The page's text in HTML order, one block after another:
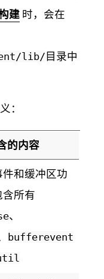
建 时，会在
lib/ 目录中
：
的内容
和缓冲区功
含所有
、
bufferevent